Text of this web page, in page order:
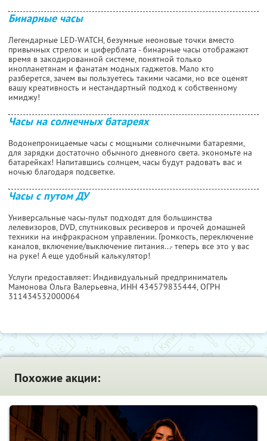
Бинарные часы
Легендарные LED-WATCH, безумные неоновые точки вместо
привычных стрелок и циферблата - бинарные часы отображают
время в закодированной системе, понятной только
инопланетянам и фанатам модных гаджетов. Мало кто
разберется, зачем вы пользуетесь такими часами, но все оценят
вашу креативность и нестандартный подход к собственному
имиджу!
Часы на солнечных батареях
Водонепроницаемые часы с мощными солнечными батареями,
для зарядки достаточно обычного дневного света. экономьте на
батарейках! Напитавшись солнцем, часы будут радовать вас и
ночью благодаря подсветке.
Часы с путом ДУ
Универсальные часы-пульт подходят для большинства
лелевизоров, DVD, спутниковых ресиверов и прочей домашней
техники на инфракрасном управлении. Громкость, переключение
каналов, включение/выключение питания...- теперь все это у вас
на руке! А еще удобный калькулятор!
Услуги предоставляет: Индивидуальный предприниматель
Мамонова Ольга Валерьевна, ИНН 434579835444, ОГРН
311434532000064
Похожие акции: